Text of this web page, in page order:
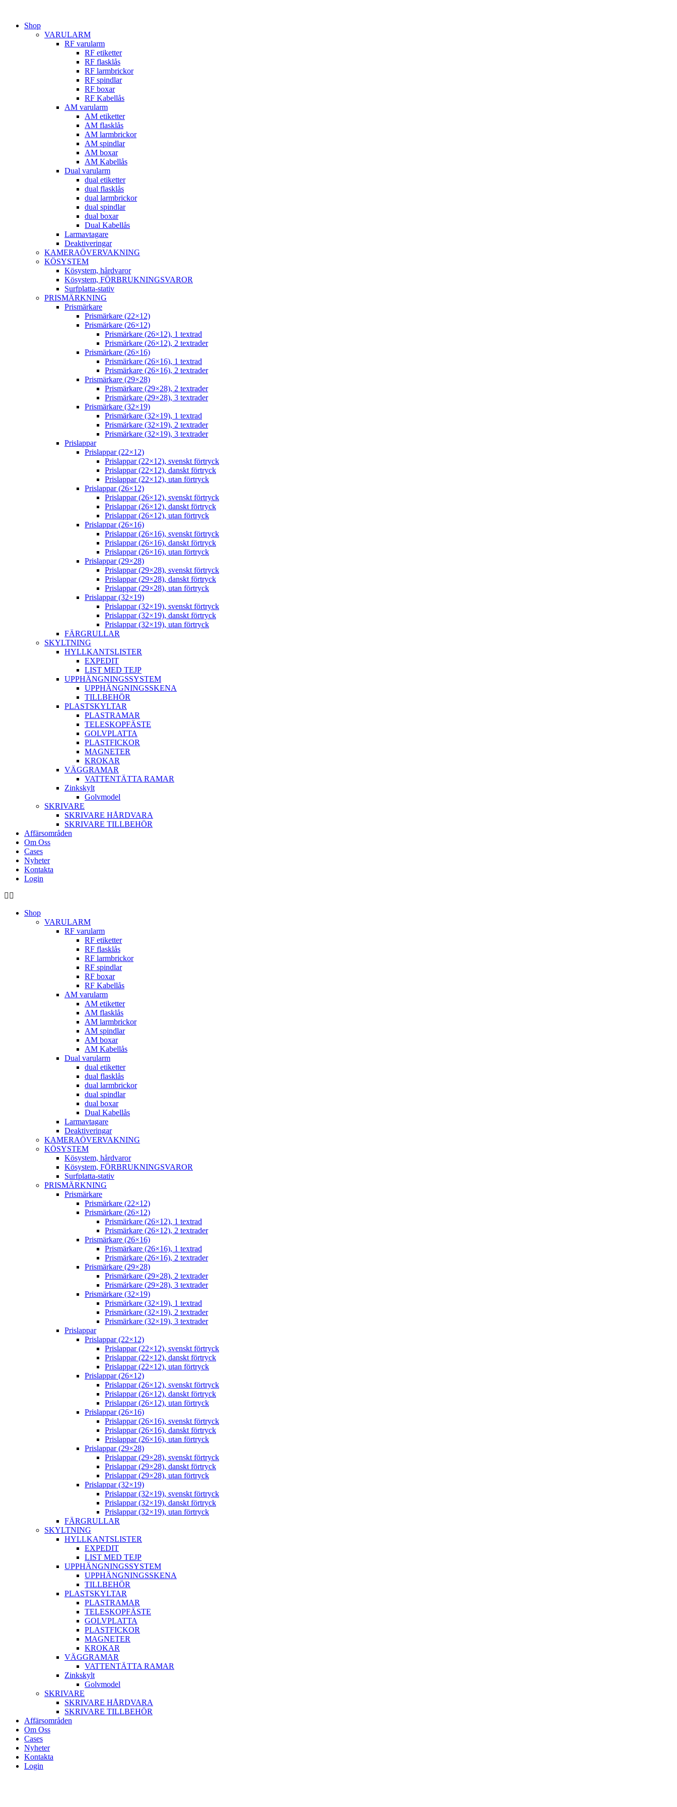
innehållShop
VARULARM
RF varularm
RF etiketter
RF flasklås
RF larmbrickor
RF spindlar
RF boxar
RF Kabellås
AM varularm
AM etiketter
AM flasklås
AM larmbrickor
AM spindlar
AM boxar
AM Kabellås
Dual varularm
dual etiketter
dual flasklås
dual larmbrickor
dual spindlar
dual boxar
Dual Kabellås
Larmavtagare
Deaktiveringar
KAMERAÖVERVAKNING
KÖSYSTEM
Kösystem, hårdvaror
Kösystem, FÖRBRUKNINGSVAROR
Surfplatta-stativ
PRISMÄRKNING
Prismärkare
Prismärkare (22×12)
Prismärkare (26×12)
Prismärkare (26×12), 1 textrad
Prismärkare (26×12), 2 textrader
Prismärkare (26×16)
Prismärkare (26×16), 1 textrad
Prismärkare (26×16), 2 textrader
Prismärkare (29×28)
Prismärkare (29×28), 2 textrader
Prismärkare (29×28), 3 textrader
Prismärkare (32×19)
Prismärkare (32×19), 1 textrad
Prismärkare (32×19), 2 textrader
Prismärkare (32×19), 3 textrader
Prislappar
Prislappar (22×12)
Prislappar (22×12), svenskt förtryck
Prislappar (22×12), danskt förtryck
Prislappar (22×12), utan förtryck
Prislappar (26×12)
Prislappar (26×12), svenskt förtryck
Prislappar (26×12), danskt förtryck
Prislappar (26×12), utan förtryck
Prislappar (26×16)
Prislappar (26×16), svenskt förtryck
Prislappar (26×16), danskt förtryck
Prislappar (26×16), utan förtryck
Prislappar (29×28)
Prislappar (29×28), svenskt förtryck
Prislappar (29×28), danskt förtryck
Prislappar (29×28), utan förtryck
Prislappar (32×19)
Prislappar (32×19), svenskt förtryck
Prislappar (32×19), danskt förtryck
Prislappar (32×19), utan förtryck
FÄRGRULLAR
SKYLTNING
HYLLKANTSLISTER
EXPEDIT
LIST MED TEJP
UPPHÄNGNINGSSYSTEM
UPPHÄNGNINGSSKENA
TILLBEHÖR
PLASTSKYLTAR
PLASTRAMAR
TELESKOPFÄSTE
GOLVPLATTA
PLASTFICKOR
MAGNETER
KROKAR
VÄGGRAMAR
VATTENTÄTTA RAMAR
Zinkskylt
Golvmodel
SKRIVARE
SKRIVARE HÅRDVARA
SKRIVARE TILLBEHÖR
Affärsområden
Om Oss
Cases
Nyheter
Kontakta
Login
Shop
VARULARM
RF varularm
RF etiketter
RF flasklås
RF larmbrickor
RF spindlar
RF boxar
RF Kabellås
AM varularm
AM etiketter
AM flasklås
AM larmbrickor
AM spindlar
AM boxar
AM Kabellås
Dual varularm
dual etiketter
dual flasklås
dual larmbrickor
dual spindlar
dual boxar
Dual Kabellås
Larmavtagare
Deaktiveringar
KAMERAÖVERVAKNING
KÖSYSTEM
Kösystem, hårdvaror
Kösystem, FÖRBRUKNINGSVAROR
Surfplatta-stativ
PRISMÄRKNING
Prismärkare
Prismärkare (22×12)
Prismärkare (26×12)
Prismärkare (26×12), 1 textrad
Prismärkare (26×12), 2 textrader
Prismärkare (26×16)
Prismärkare (26×16), 1 textrad
Prismärkare (26×16), 2 textrader
Prismärkare (29×28)
Prismärkare (29×28), 2 textrader
Prismärkare (29×28), 3 textrader
Prismärkare (32×19)
Prismärkare (32×19), 1 textrad
Prismärkare (32×19), 2 textrader
Prismärkare (32×19), 3 textrader
Prislappar
Prislappar (22×12)
Prislappar (22×12), svenskt förtryck
Prislappar (22×12), danskt förtryck
Prislappar (22×12), utan förtryck
Prislappar (26×12)
Prislappar (26×12), svenskt förtryck
Prislappar (26×12), danskt förtryck
Prislappar (26×12), utan förtryck
Prislappar (26×16)
Prislappar (26×16), svenskt förtryck
Prislappar (26×16), danskt förtryck
Prislappar (26×16), utan förtryck
Prislappar (29×28)
Prislappar (29×28), svenskt förtryck
Prislappar (29×28), danskt förtryck
Prislappar (29×28), utan förtryck
Prislappar (32×19)
Prislappar (32×19), svenskt förtryck
Prislappar (32×19), danskt förtryck
Prislappar (32×19), utan förtryck
FÄRGRULLAR
SKYLTNING
HYLLKANTSLISTER
EXPEDIT
LIST MED TEJP
UPPHÄNGNINGSSYSTEM
UPPHÄNGNINGSSKENA
TILLBEHÖR
PLASTSKYLTAR
PLASTRAMAR
TELESKOPFÄSTE
GOLVPLATTA
PLASTFICKOR
MAGNETER
KROKAR
VÄGGRAMAR
VATTENTÄTTA RAMAR
Zinkskylt
Golvmodel
SKRIVARE
SKRIVARE HÅRDVARA
SKRIVARE TILLBEHÖR
Affärsområden
Om Oss
Cases
Nyheter
Kontakta
Login